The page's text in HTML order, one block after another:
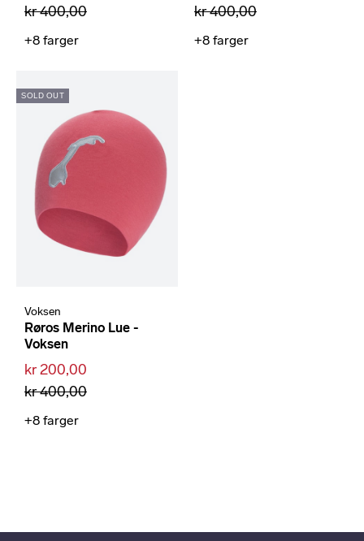
kr 400,00
+8 farger
kr 400,00
+8 farger
SOLD OUT
Voksen
Røros Merino Lue -
Voksen
kr 200,00
kr 400,00
+8 farger